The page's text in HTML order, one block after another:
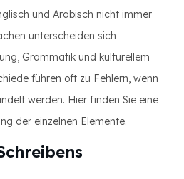
und Arabisch nicht immer
unterscheiden sich
Grammatik und kulturellem
führen oft zu Fehlern, wenn
werden. Hier finden Sie eine
der einzelnen Elemente.